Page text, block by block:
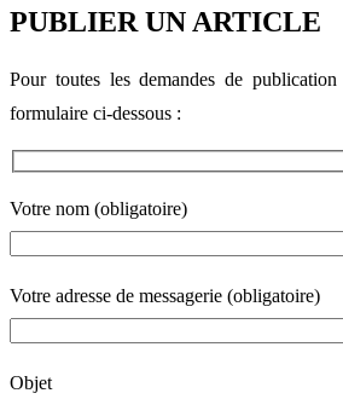
PUBLIER UN ARTICLE
Pour toutes les demandes de publication
formulaire ci-dessous :
Votre nom (obligatoire)
Votre adresse de messagerie (obligatoire)
Objet